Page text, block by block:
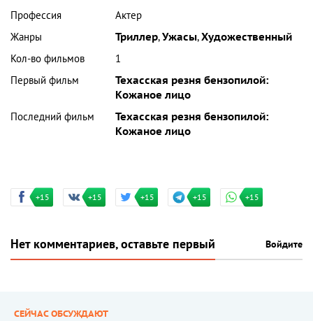
Профессия
Актер
Жанры
Триллер,Ужасы,Художественный
Кол-во фильмов
1
Первый фильм
Техасская резня бензопилой:
Кожаное лицо
Последний фильм
Техасская резня бензопилой:
Кожаное лицо
+15 +15 +15 +15 +15
Нет комментариев, оставьте первый Войдите
СЕЙЧАС ОБСУЖДАЮТ